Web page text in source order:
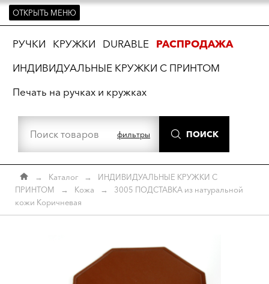
ОТКРЫТЬ МЕНЮ
РУЧКИ КРУЖКИ DURABLE
РАСПРОДАЖА
ИНДИВИДУАЛЬНЫЕ КРУЖКИ С ПРИНТОМ
Печать на ручках и кружках
фильтры ПОИСК
→ Каталог →
ИНДИВИДУАЛЬНЫЕ КРУЖКИ С
ПРИНТОМ
→ Кожа →
3005 ПОДСТАВКА из натуральной
кожи Коричневая